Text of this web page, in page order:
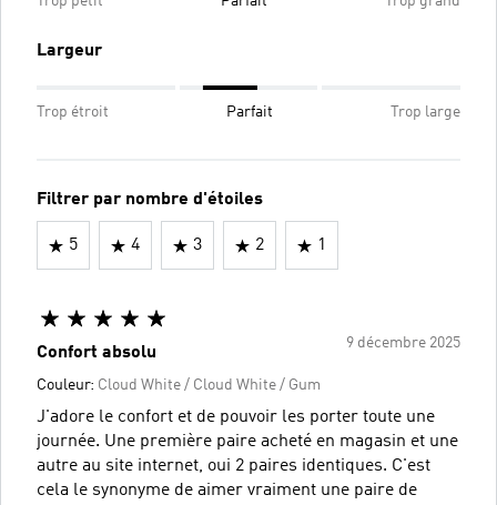
Largeur
Trop étroit Parfait Trop large
Filtrer par nombre d'étoiles
5 4 3 2 1
9 décembre 2025
Confort absolu
Couleur: Cloud White / Cloud White / Gum
J'adore le confort et de pouvoir les porter toute une
journée. Une première paire acheté en magasin et une
autre au site internet, oui 2 paires identiques. C'est
cela le synonyme de aimer vraiment une paire de